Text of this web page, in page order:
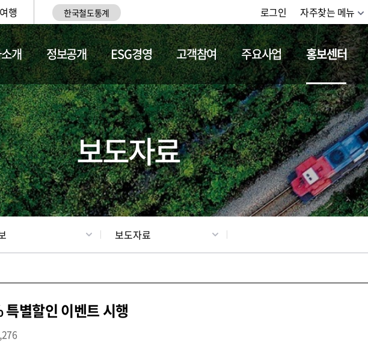
행 한국철도통계 로그인 자주찾는 메뉴
개 정보공개 ESG경영 고객참여 주요사업 홍보센터
갤러리 기차소개 철도체험
보도자료
보도자료
별할인 이벤트 시행